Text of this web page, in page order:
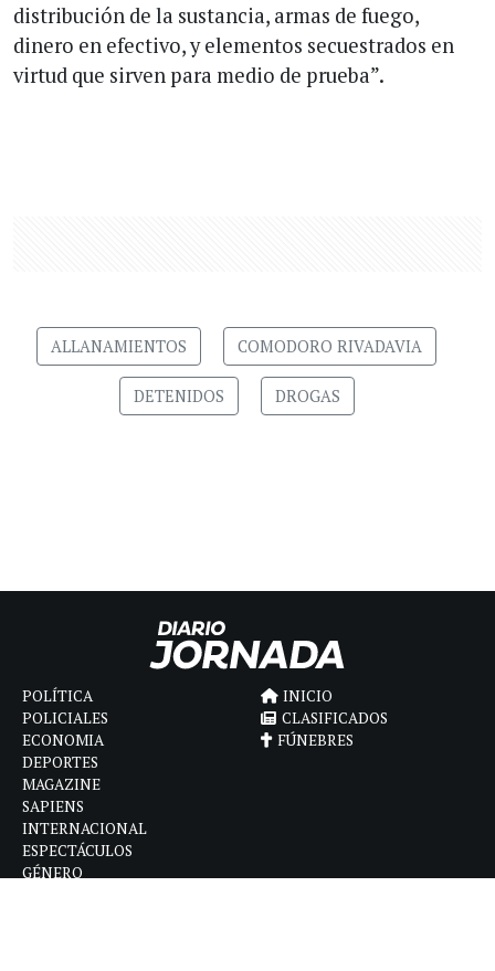
distribución de la sustancia, armas de fuego,
dinero en efectivo, y elementos secuestrados en
virtud que sirven para medio de prueba”.
ALLANAMIENTOS COMODORO RIVADAVIA
DETENIDOS DROGAS
POLÍTICA
POLICIALES
ECONOMIA
DEPORTES
MAGAZINE
SAPIENS
INTERNACIONAL
ESPECTÁCULOS
GÉNERO
INICIO
CLASIFICADOS
FÚNEBRES